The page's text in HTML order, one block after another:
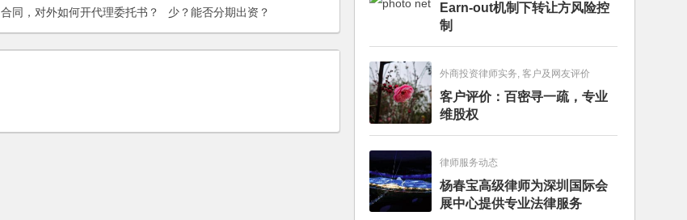
合同，对外如何开代理委托书？
少？能否分期出资？
Earn-out机制下转让方风险控
制
外商投资律师实务, 客户及网友评价
客户评价：百密寻一疏，专业
维股权
律师服务动态
杨春宝高级律师为深圳国际会
展中心提供专业法律服务